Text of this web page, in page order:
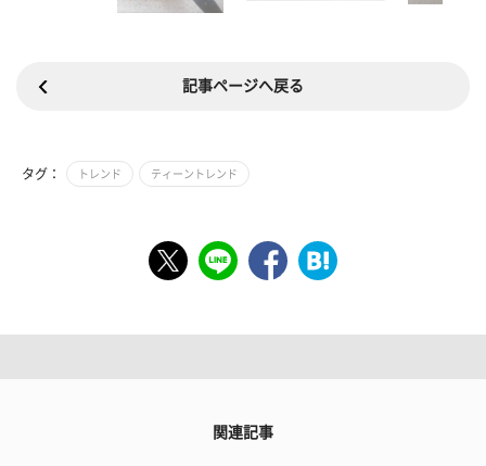
記事ページへ戻る
タグ： トレンド ティーントレンド
関連記事